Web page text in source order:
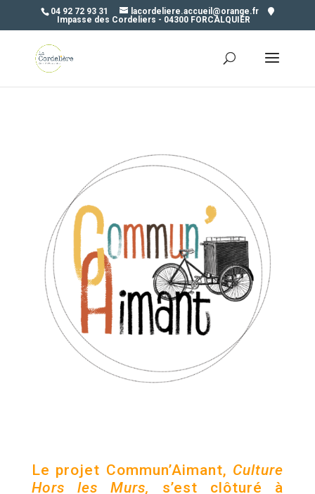
04 92 72 93 31
lacordeliere.accueil@orange.fr
Impasse des Cordeliers - 04300 FORCALQUIER
Le projet Commun’Aimant, Culture
Hors les Murs,
s’est clôturé à